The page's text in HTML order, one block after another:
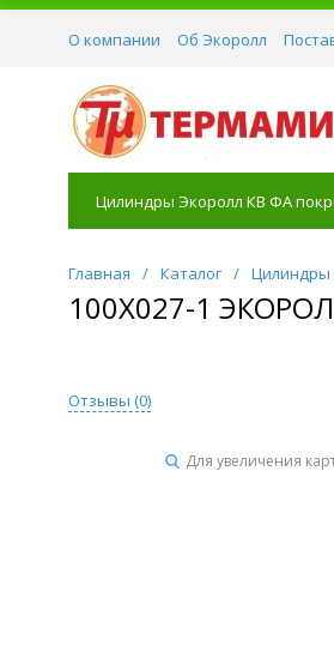
О компании Об Экоролл
Цилиндры Экоролл КВ ФА
Главная / Каталог / Цилиндры
100Х027-1
Отзывы (0)
Для увеличения